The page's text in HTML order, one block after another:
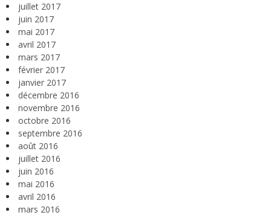
juillet 2017
juin 2017
mai 2017
avril 2017
mars 2017
février 2017
janvier 2017
décembre 2016
novembre 2016
octobre 2016
septembre 2016
août 2016
juillet 2016
juin 2016
mai 2016
avril 2016
mars 2016